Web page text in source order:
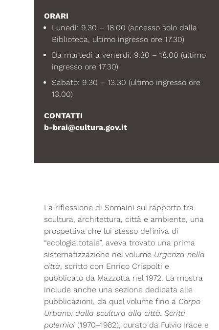
ORARI
Lunedì: 9.30 – 18.00 (accesso solo dalla
Biblioteca, ultimo ingresso ore 17.30)
Da martedì a venerdì: 9.30 – 18.00 (ultimo
ingresso ore 17.30)
Sabato: 9.30 – 13.30 (ultimo ingresso ore
13.00)
CONTATTI
b-brai@cultura.gov.it
La riflessione di Somaini sul rapporto tra
scultura, architettura, città e ambiente, una
prospettiva che lui stesso definiva di
“ecologia totale”, aveva trovato una prima
sistematizzazione nel volume Urgenza nella
città, scritto con Enrico Crispolti e
pubblicato da Mazzotta nel 1972. La mostra
include anche una sezione dedicata alle
pubblicazioni, da quel volume fino a Corpo
Urbano: dalla scultura alla città. Scritti
polemici (1970–1982), curato da Fulvio Irace e